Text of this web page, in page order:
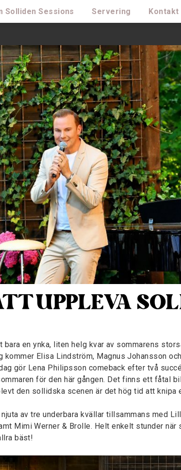
Solliden Sessions Servering
Kontakt
UPPLEVA
bara en ynka, liten helg kvar av sommarens
kommer Elisa Lindström, Magnus Johansson
gör Lena Philipsson comeback efter två
för den här gången. Det finns ett fåtal
den sollidska scenen är det hög tid att knipa
av tre underbara kvällar tillsammans med
Mimi Werner & Brolle. Helt enkelt stunder när
bäst!